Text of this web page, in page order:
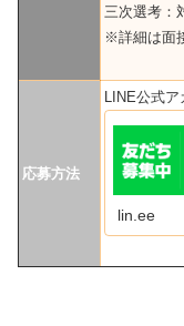
三次選考：
※詳細は面
応募方法
LINE公式
lin.ee